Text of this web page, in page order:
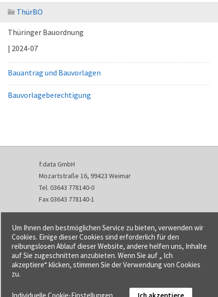
ThürBO
Thüringer Bauordnung
| 2024-07
Bauantrag und Bauvorlagen
Bauvorlageberechtigung
f:data GmbH
Mozartstraße 16, 99423 Weimar
Tel. 03643 778140-0
Fax 03643 778140-1
info@fdata.de
Kontakt
Impressum
Datenschutzerklärung
Urheberrecht und Haftung
Um Ihnen den bestmöglichen Service zu bieten, verwenden wir
Cookies. Einige dieser Cookies sind erforderlich für den
reibungslosen Ablauf dieser Website, andere helfen uns, Inhalte
auf Sie zugeschnitten anzubieten. Wenn Sie auf „ Ich
akzeptiere“ klicken, stimmen Sie der Verwendung von Cookies
zu.